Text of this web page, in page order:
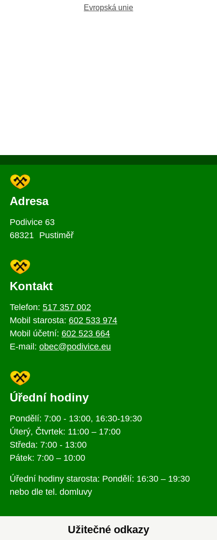
Evropská unie
Adresa
Podivice 63
68321 Pustiměř
Kontakt
Telefon: 517 357 002
Mobil starosta: 602 533 974
Mobil účetní: 602 523 664
E-mail: obec@podivice.eu
Úřední hodiny
Pondělí: 7:00 - 13:00, 16:30-19:30
Úterý, Čtvrtek: 11:00 – 17:00
Středa: 7:00 - 13:00
Pátek: 7:00 – 10:00
Úřední hodiny starosta: Pondělí: 16:30 – 19:30
nebo dle tel. domluvy
Užitečné odkazy